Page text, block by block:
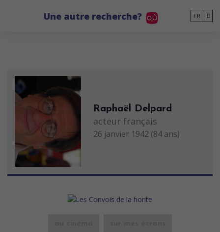
Une autre recherche? FR
Raphaël Delpard
acteur français
26 janvier 1942 (84 ans)